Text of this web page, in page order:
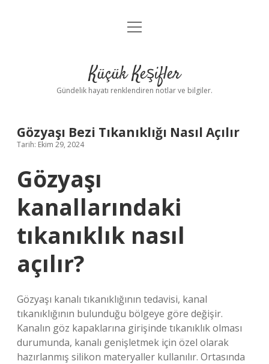
Anasayfa
Yasal Uyarı
menüyü
Küçük Keşifler
Gündelik hayatı renklendiren notlar ve bilgiler.
Gözyaşı Bezi Tıkanıklığı Nasıl Açılır
Tarih: Ekim 29, 2024
Gözyaşı
kanallarındaki
tıkanıklık nasıl
açılır?
Gözyaşı kanalı tıkanıklığının tedavisi, kanal
tıkanıklığının bulunduğu bölgeye göre değişir.
Kanalın göz kapaklarına girişinde tıkanıklık olması
durumunda, kanalı genişletmek için özel olarak
hazırlanmış silikon materyaller kullanılır. Ortasında